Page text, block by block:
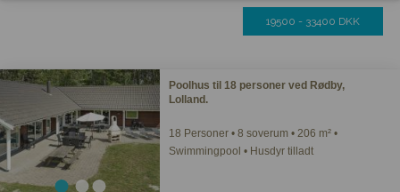
19500 - 33400 DKK
Poolhus til 18 personer ved Rødby,
Lolland.
18 Personer • 8 soverum • 206 m² •
Swimmingpool • Husdyr tilladt